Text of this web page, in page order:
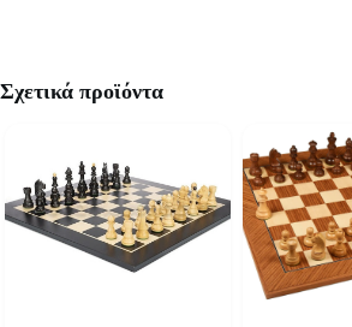
Σχετικά προϊόντα